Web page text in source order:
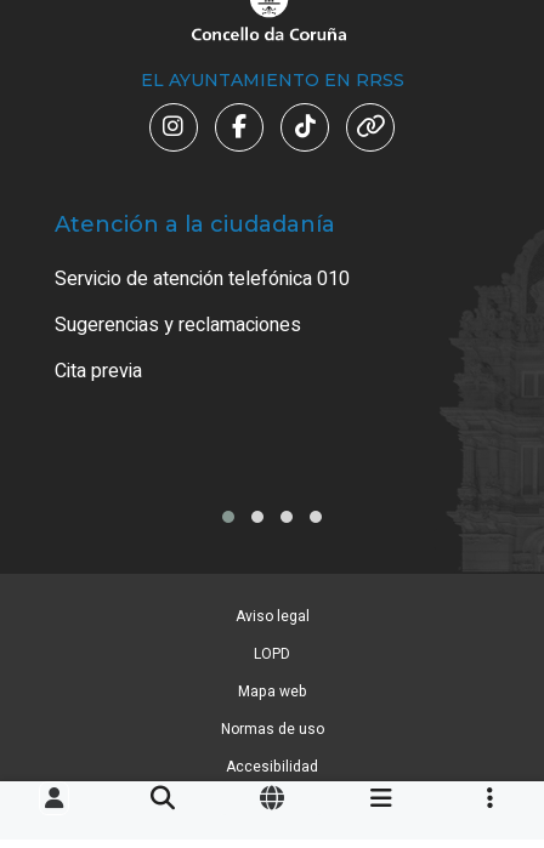
EL AYUNTAMIENTO EN RRSS
Atención a la ciudadanía
Servicio de atención telefónica 010
Sugerencias y reclamaciones
Cita previa
Aviso legal
LOPD
Mapa web
Normas de uso
Accesibilidad
Gestion de Cookies